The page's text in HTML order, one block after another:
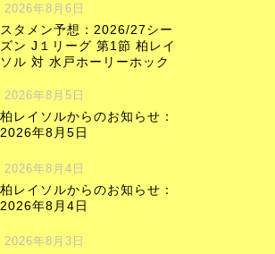
2026年8月6日
スタメン予想：2026/27シー
ズン J１リーグ 第1節 柏レイ
ソル 対 水戸ホーリーホック
2026年8月5日
柏レイソルからのお知らせ：
2026年8月5日
2026年8月4日
柏レイソルからのお知らせ：
2026年8月4日
2026年8月3日